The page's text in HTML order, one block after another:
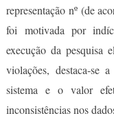
representação nº (de
foi motivada por
execução da pesquisa
violações, destaca-se
sistema e o valor
inconsistências nos